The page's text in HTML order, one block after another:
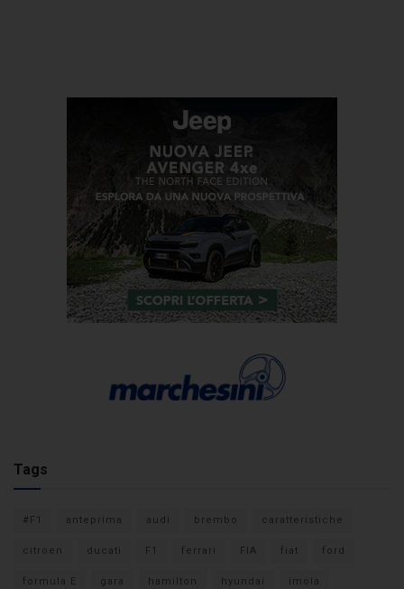
Tags
#F1 anteprima audi brembo caratteristiche
citroen ducati F1 ferrari FIA fiat ford
formula E gara hamilton hyundai imola